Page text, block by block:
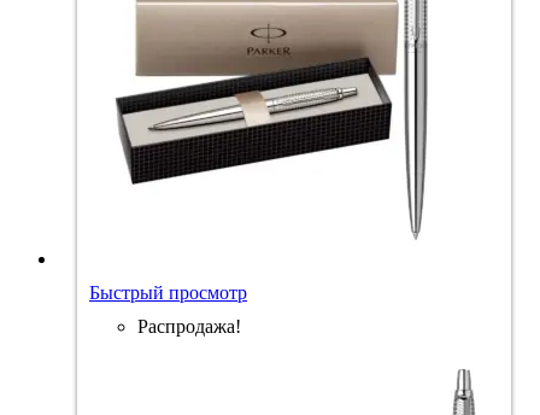
Быстрый просмотр
Распродажа!